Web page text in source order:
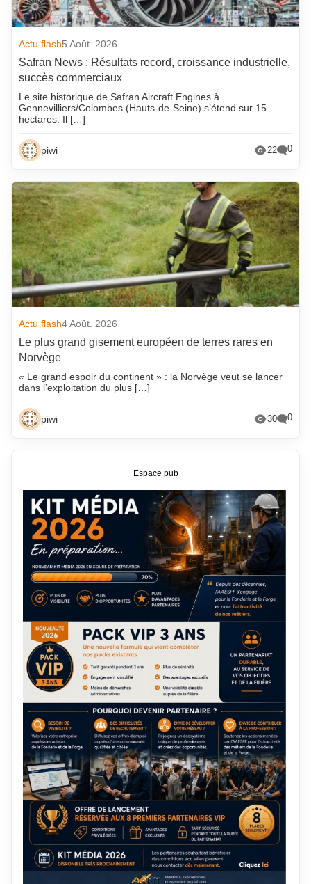
Actu flash5 Août. 2026
Safran News : Résultats record, croissance industrielle,
succès commerciaux
Le site historique de Safran Aircraft Engines à
Gennevilliers/Colombes (Hauts-de-Seine) s’étend sur 15
hectares. Il […]
piwi 22 0
Actu flash4 Août. 2026
Le plus grand gisement européen de terres rares en
Norvège
« Le grand espoir du continent » : la Norvège veut se lancer
dans l’exploitation du plus […]
piwi 30 0
Espace pub